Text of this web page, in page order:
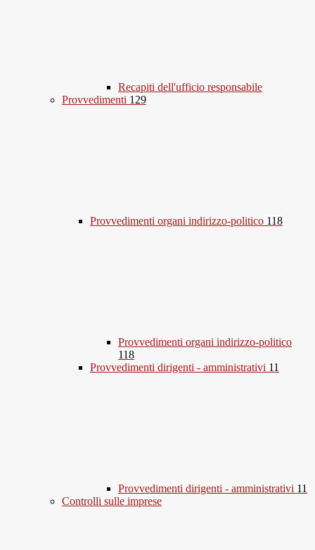
Recapiti dell'ufficio responsabile
Provvedimenti 129
Provvedimenti organi indirizzo-politico 118
Provvedimenti organi indirizzo-politico
118
Provvedimenti dirigenti - amministrativi 11
Provvedimenti dirigenti - amministrativi 11
Controlli sulle imprese